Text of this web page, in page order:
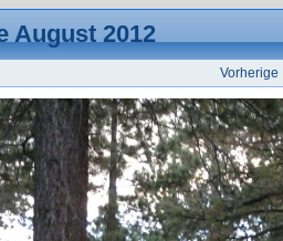
August 2012
Vorherige